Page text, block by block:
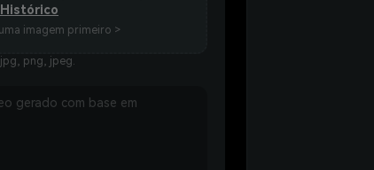
imagem primeiro >
png, jpeg.